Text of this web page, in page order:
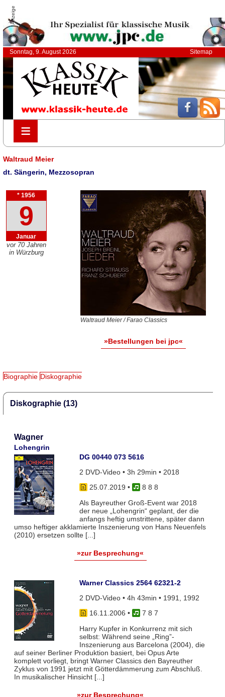
Anzeige
Sonntag, 9. August 2026 Sitemap
≡
≡
Waltraud Meier
dt. Sängerin, Mezzosopran
* 1956
9
Januar
vor 70 Jahren
in Würzburg
Waltraud Meier / Farao Classics
»Bestellungen bei jpc«
Biographie Diskographie
Diskographie (13)
Wagner
Lohengrin
DG 00440 073 5616
2 DVD-Video • 3h 29min • 2018
25.07.2019 •
8 8 8
Als Bayreuther Groß-Event war 2018
der neue „Lohengrin“ geplant, der die
anfangs heftig umstrittene, später dann
umso heftiger akklamierte Inszenierung von Hans Neuenfels
(2010) ersetzen sollte [...]
»zur Besprechung«
Warner Classics 2564 62321-2
2 DVD-Video • 4h 43min • 1991, 1992
16.11.2006 •
7 8 7
Harry Kupfer in Konkurrenz mit sich
selbst: Während seine „Ring”-
Inszenierung aus Barcelona (2004), die
auf seiner Berliner Produktion basiert, bei Opus Arte
komplett vorliegt, bringt Warner Classics den Bayreuther
Zyklus von 1991 jetzt mit Götterdämmerung zum Abschluß.
In musikalischer Hinsicht [...]
»zur Besprechung«